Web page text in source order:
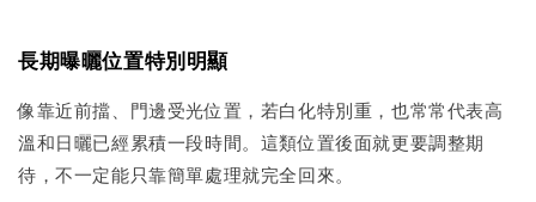
長期曝曬位置特別明顯
像靠近前擋、門邊受光位置，若白化特別重，也常常代表高
溫和日曬已經累積一段時間。這類位置後面就更要調整期
待，不一定能只靠簡單處理就完全回來。